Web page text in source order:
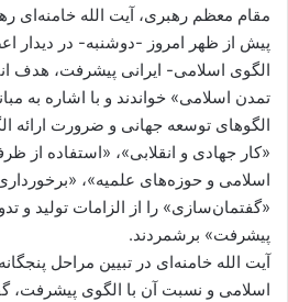
ل
مقام معظم رهبری، آیت الله خامنه‌ای
پیش از ظهر امروز -دوشنبه- در دیدار
الگوی اسلامی- ایرانی پیشرفت، هدف
تمدن اسلامی» خواندند و با اشاره به
الگوهای توسعه جهانی و ضرورت ارائه
«کار جهادی و انقلابی»، «استفاده از
اسلامی و حوزه‌های علمیه»،
«گفتمان‌سازی» را از الزامات تولید و
پیشرفت» برشمردند.
آیت الله خامنه‌ای در تبیین مراحل
اسلامی و نسبت آن با الگوی پیشرفت،